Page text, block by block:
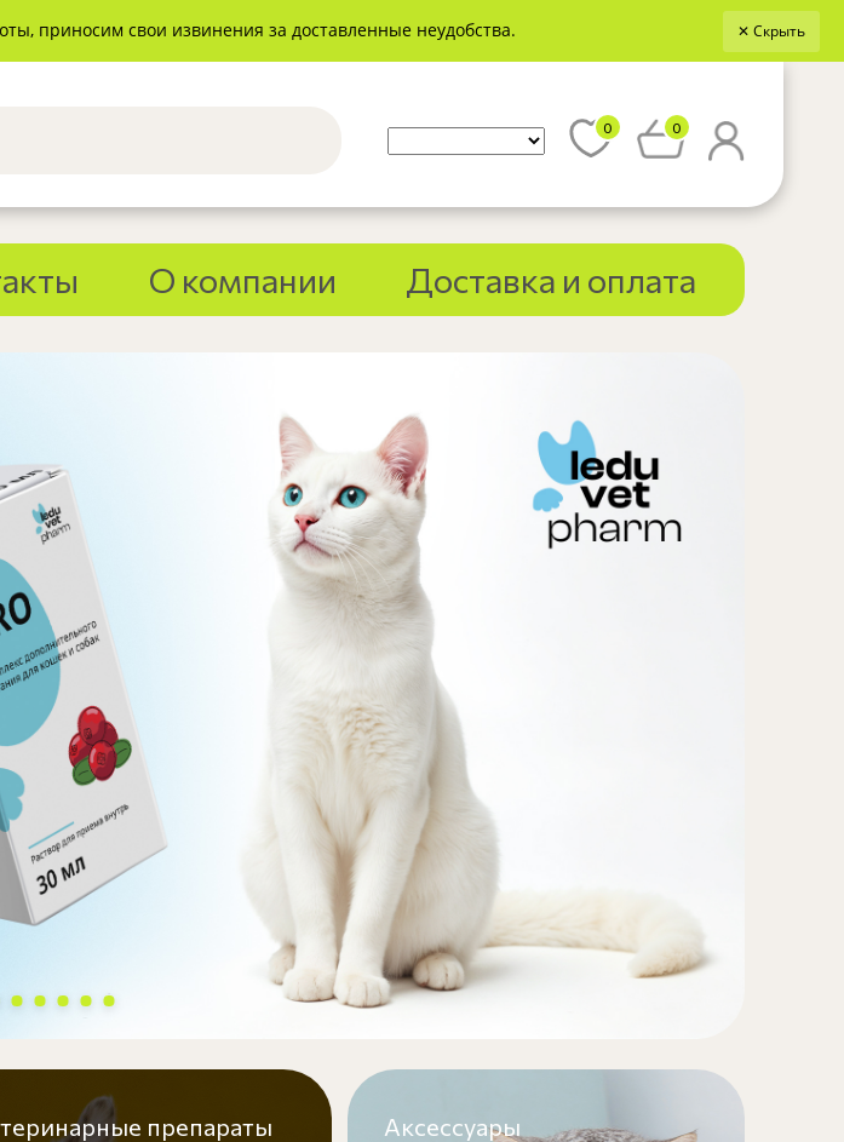
приносим свои извинения за доставленные неудобства. ✕ Скрыть
0 0
О компании Доставка и оплата
препараты Аксессуары